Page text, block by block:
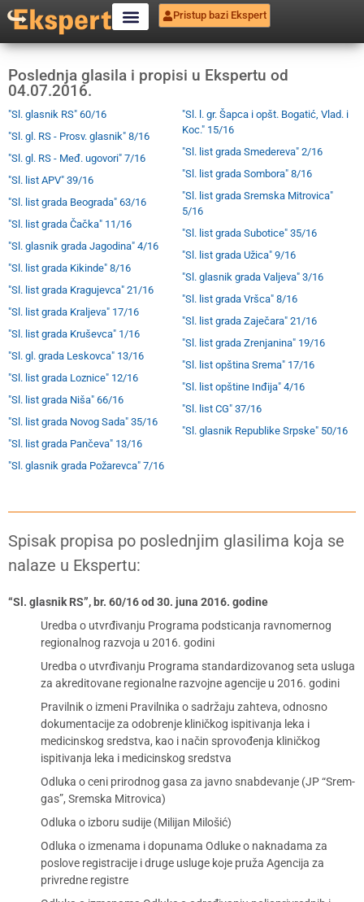
Pristup bazi Ekspert
Poslednja glasila i propisi u Ekspertu od
04.07.2016.
"Sl. glasnik RS" 60/16
"Sl. gl. RS - Prosv. glasnik" 8/16
"Sl. gl. RS - Međ. ugovori" 7/16
"Sl. list APV" 39/16
"Sl. list grada Beograda" 63/16
"Sl. list grada Čačka" 11/16
"Sl. glasnik grada Jagodina" 4/16
"Sl. list grada Kikinde" 8/16
"Sl. list grada Kragujevca" 21/16
"Sl. list grada Kraljeva" 17/16
"Sl. list grada Kruševca" 1/16
"Sl. gl. grada Leskovca" 13/16
"Sl. list grada Loznice" 12/16
"Sl. list grada Niša" 66/16
"Sl. list grada Novog Sada" 35/16
"Sl. list grada Pančeva" 13/16
"Sl. glasnik grada Požarevca" 7/16
"Sl. l. gr. Šapca i opšt. Bogatić, Vlad. i
Koc." 15/16
"Sl. list grada Smedereva" 2/16
"Sl. list grada Sombora" 8/16
"Sl. list grada Sremska Mitrovica"
5/16
"Sl. list grada Subotice" 35/16
"Sl. list grada Užica" 9/16
"Sl. glasnik grada Valjeva" 3/16
"Sl. list grada Vršca" 8/16
"Sl. list grada Zaječara" 21/16
"Sl. list grada Zrenjanina" 19/16
"Sl. list opština Srema" 17/16
"Sl. list opštine Inđija" 4/16
"Sl. list CG" 37/16
"Sl. glasnik Republike Srpske" 50/16
Spisak propisa po poslednjim glasilima koja se
nalaze u Ekspertu:
“Sl. glasnik RS”, br. 60/16 od 30. juna 2016. godine
Uredba o utvrđivanju Programa podsticanja ravnomernog
regionalnog razvoja u 2016. godini
Uredba o utvrđivanju Programa standardizovanog seta usluga
za akreditovane regionalne razvojne agencije u 2016. godini
Pravilnik o izmeni Pravilnika o sadržaju zahteva, odnosno
dokumentacije za odobrenje kliničkog ispitivanja leka i
medicinskog sredstva, kao i način sprovođenja kliničkog
ispitivanja leka i medicinskog sredstva
Odluka o ceni prirodnog gasa za javno snabdevanje (JP “Srem-
gas”, Sremska Mitrovica)
Odluka o izboru sudije (Milijan Milošić)
Odluka o izmenama i dopunama Odluke o naknadama za
poslove registracije i druge usluge koje pruža Agencija za
privredne registre